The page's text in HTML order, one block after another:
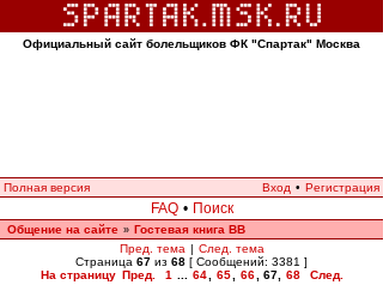
Официальный сайт болельщиков ФК "Спартак" Москва
Полная версия Вход • Регистрация
FAQ • Поиск
Общение на сайте » Гостевая книга ВВ
Пред. тема | След. тема
Страница 67 из 68 [ Сообщений: 3381 ]
На страницу Пред. 1 64 65 66 67, 68
След.